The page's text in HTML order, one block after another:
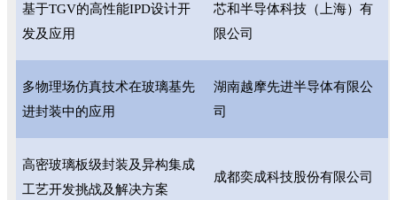
基于TGV的高性能IPD设计开
发及应用
芯和半导体科技（上海）有
限公司
多物理场仿真技术在玻璃基先
进封装中的应用
湖南越摩先进半导体有限公
司
高密玻璃板级封装及异构集成
工艺开发挑战及解决方案
成都奕成科技股份有限公司